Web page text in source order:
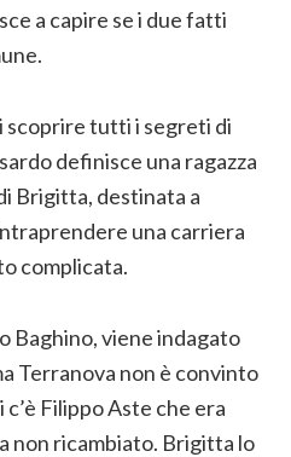
a capire se i due fatti
scoprire tutti i segreti di
definisce una ragazza
Brigitta, destinata a
una carriera
complicata.
Baghino, viene indagato
Terranova non è convinto
Filippo Aste che era
non ricambiato. Brigitta lo